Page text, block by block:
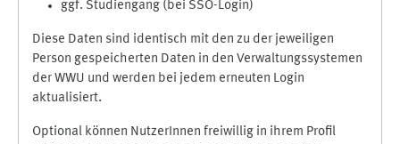
ggf. Studiengang (bei SSO-Login)
Diese Daten sind identisch mit den zu der jeweiligen
Person gespeicherten Daten in den Verwaltungssystemen
der WWU und werden bei jedem erneuten Login
aktualisiert.
Optional können NutzerInnen freiwillig in ihrem Profil